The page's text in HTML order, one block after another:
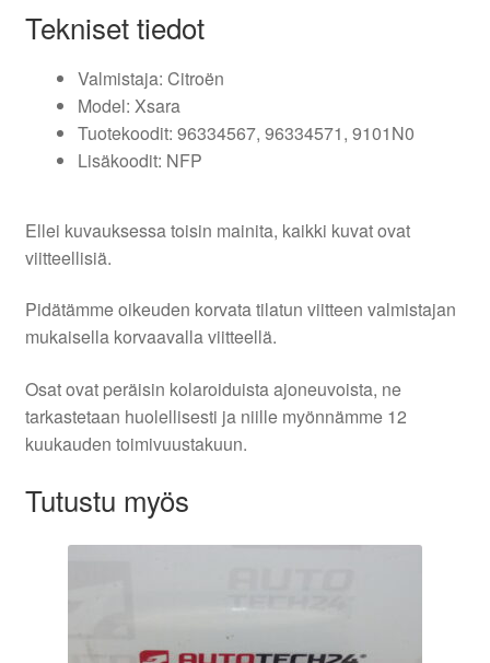
Tekniset tiedot
Valmistaja: Citroën
Model: Xsara
Tuotekoodit: 96334567, 96334571, 9101N0
Lisäkoodit: NFP
Ellei kuvauksessa toisin mainita, kaikki kuvat ovat
viitteellisiä.
Pidätämme oikeuden korvata tilatun viitteen valmistajan
mukaisella korvaavalla viitteellä.
Osat ovat peräisin kolaroiduista ajoneuvoista, ne
tarkastetaan huolellisesti ja niille myönnämme 12
kuukauden toimivuustakuun.
Tutustu myös